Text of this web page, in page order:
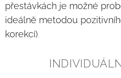
přestávkách je možné
ideálně metodou
korekcí).